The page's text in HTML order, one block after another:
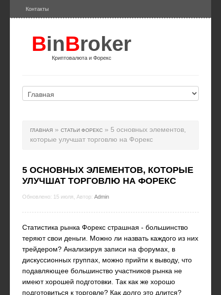
Контакты
BinBroker
Криптовалюта и Форекс
ГЛАВНАЯ » СТАТЬИ ФОРЕКС » 5 основных элементов,
которые улучшат торговлю на Форекс
5 ОСНОВНЫХ ЭЛЕМЕНТОВ, КОТОРЫЕ
УЛУЧШАТ ТОРГОВЛЮ НА ФОРЕКС
Обновлено: 15 июля, Автор: Admin
Статистика рынка Форекс страшная - большинство
теряют свои деньги. Можно ли назвать каждого из них
трейдером? Анализируя записи на форумах, в
дискуссионных группах, можно прийти к выводу, что
подавляющее большинство участников рынка не
имеют хорошей подготовки. Так как же хорошо
подготовиться к торговле? Как долго это длится?